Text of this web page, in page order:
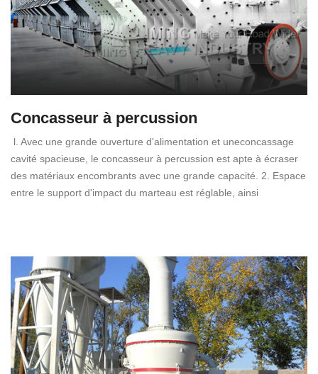
Concasseur à percussion
l. Avec une grande ouverture d'alimentation et uneconcassage
cavité spacieuse, le concasseur à percussion est apte à écraser
des matériaux encombrants avec une grande capacité. 2. Espace
entre le support d'impact du marteau est réglable, ainsi